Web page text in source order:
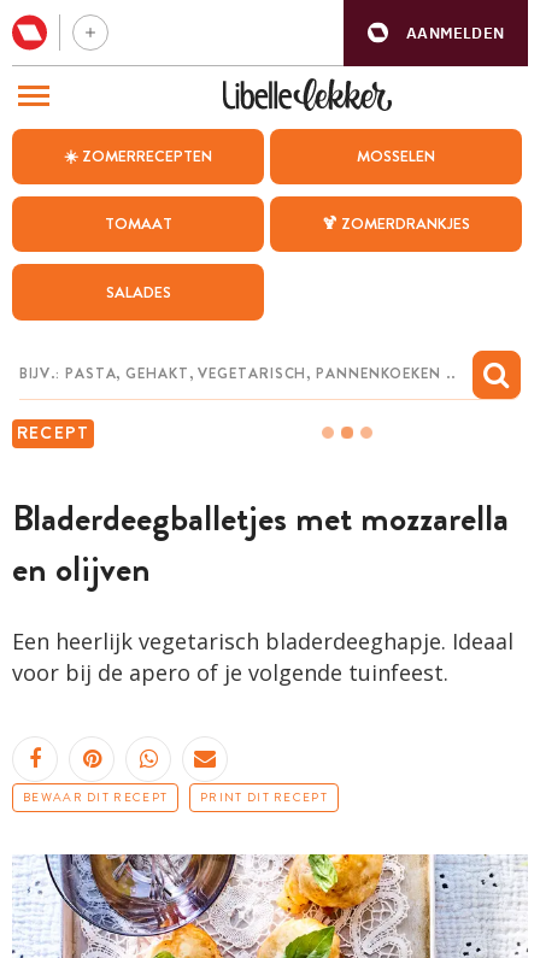
AANMELDEN
☀️ ZOMERRECEPTEN MOSSELEN
TOMAAT 🍹 ZOMERDRANKJES
SALADES
RECEPT
Bladerdeegballetjes met mozzarella
en olijven
Een heerlijk vegetarisch bladerdeeghapje. Ideaal
voor bij de apero of je volgende tuinfeest.
BEWAAR DIT RECEPT PRINT DIT RECEPT
BEZOEK ONZE ANDERE WEBSITES
WEEKMENU
CHAT MET MAIA
MIJN BEWAARDE RECEPTEN